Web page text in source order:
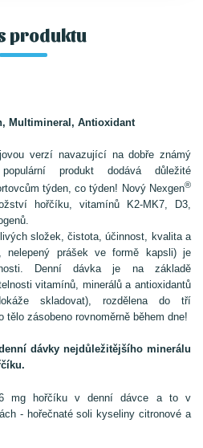
produktu
Multimineral, Antioxidant
verzí navazující na dobře známý
produkt dodává důležité
týden, co týden! Nový Nexgen®
hořčíku, vitamínů K2-MK7, D3,
složek, čistota, účinnost, kvalita a
nelepený prášek ve formě kapsli) je
Denní dávka je na základě
vitamínů, minerálů a antioxidantů
skladovat), rozdělena do tří
zásobeno rovnoměrně během dne!
dávky nejdůležitějšího minerálu
mg hořčíku v denní dávce a to v
- hořečnaté soli kyseliny citronové a